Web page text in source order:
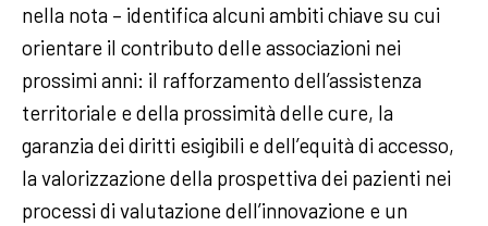
nella nota – identifica alcuni ambiti chiave su cui
orientare il contributo delle associazioni nei
prossimi anni: il rafforzamento dell’assistenza
territoriale e della prossimità delle cure, la
garanzia dei diritti esigibili e dell’equità di accesso,
la valorizzazione della prospettiva dei pazienti nei
processi di valutazione dell’innovazione e un